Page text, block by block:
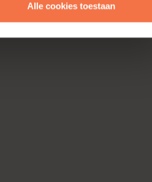
Alle cookies toestaan